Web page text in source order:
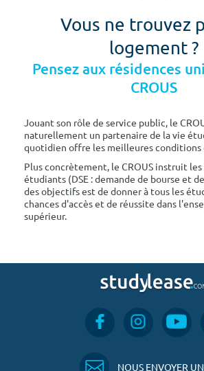
Vous ne trouvez
logement ?
Pensez aux résidences
CROUS
Jouant son rôle de service public, le
naturellement un partenaire de la vie
quotidien offre les meilleures conditions
Plus concrètement, le CROUS instruit les
étudiants (DSE : demande de bourse et
des objectifs est de donner à tous les
chances d'accès et de réussite dans
supérieur.
NOUS ENVOYER